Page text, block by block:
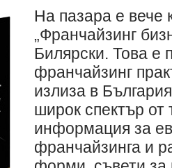
На пазара е вече
„Франчайзинг
Билярски. Това е
франчайзинг
излиза в
широк спектър
информация за
франчайзинга и